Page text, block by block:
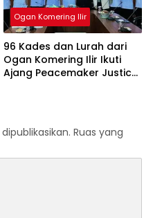
Ogan Komering Ilir
96 Kades dan Lurah dari
Ogan Komering Ilir Ikuti
Ajang Peacemaker Justice
2025, Buatlah judul di
samping menjadi lebih
Ruas yang